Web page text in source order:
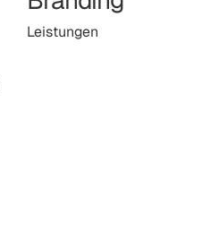
Leistungen